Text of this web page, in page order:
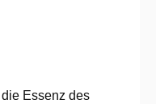
Essenz des